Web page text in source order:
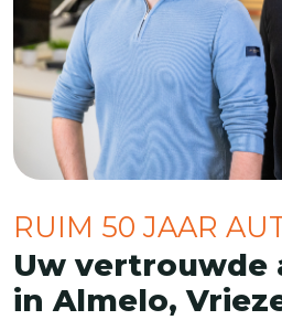
RUIM 50 JAAR
Uw vertrouwde
in Almelo,